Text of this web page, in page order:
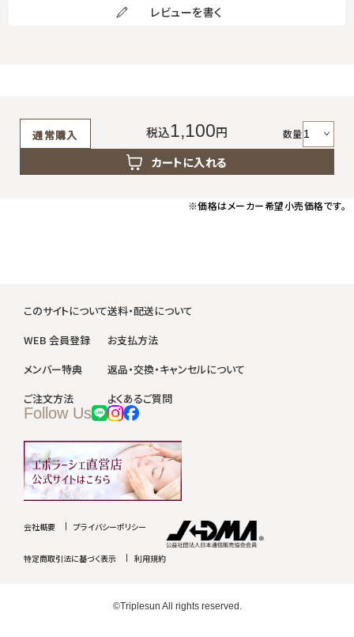
レビューを書く
通常購入 税込1,100円 数量
カートに入れる
※価格はメーカー希望小売価格です。
このサイトについて
WEB 会員登録
メンバー特典
ご注文方法
送料・配送について
お支払方法
返品・交換・キャンセルについて
よくあるご質問
Follow Us
会社概要 プライバシーポリシー
特定商取引法に基づく表示 利用規約
©Triplesun All rights reserved.